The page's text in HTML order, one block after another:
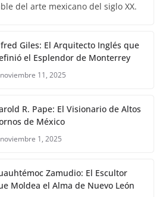
del arte mexicano del siglo XX.
Giles: El Arquitecto Inglés que
el Esplendor de Monterrey
noviembre 11, 2025
R. Pape: El Visionario de Altos
de México
noviembre 1, 2025
Zamudio: El Escultor
Moldea el Alma de Nuevo León